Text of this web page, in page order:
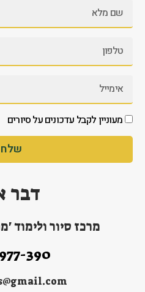
מעוניין לקבל עדכונים על סיורים
שלח
דבר
מרכז סיור ולימוד
390